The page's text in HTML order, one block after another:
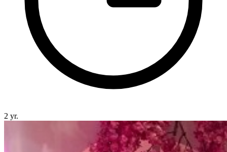
2 yr.